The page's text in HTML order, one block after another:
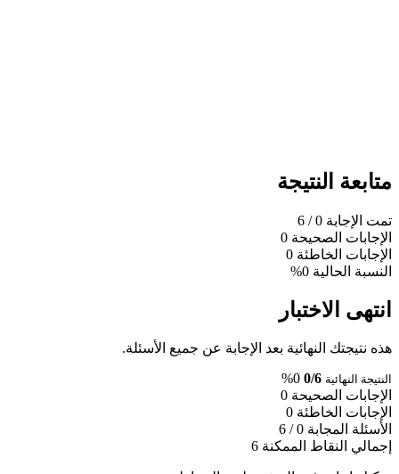
متابعة النتيجة
تمت الإجابة 0
/ 6
الإجابات الصحيحة 0
الإجابات الخاطئة 0
النسبة الحالية 0%
انتهى الاختبار
هذه نتيجتك النهائية بعد الإجابة عن جميع الأسئلة.
النتيجة النهائية 0/6
0%
الإجابات الصحيحة 0
الإجابات الخاطئة 0
الأسئلة المجابة 0 / 6
إجمالي النقاط الممكنة 6